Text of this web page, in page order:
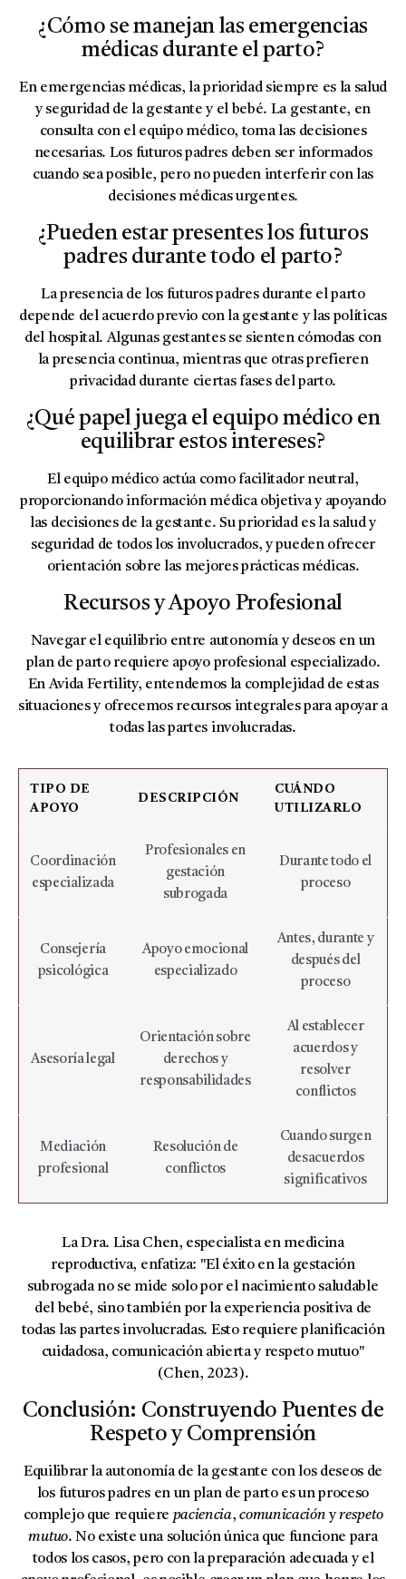
¿Cómo se manejan las emergencias
médicas durante el parto?
En emergencias médicas, la prioridad siempre es la salud
y seguridad de la gestante y el bebé. La gestante, en
consulta con el equipo médico, toma las decisiones
necesarias. Los futuros padres deben ser informados
cuando sea posible, pero no pueden interferir con las
decisiones médicas urgentes.
¿Pueden estar presentes los futuros
padres durante todo el parto?
La presencia de los futuros padres durante el parto
depende del acuerdo previo con la gestante y las políticas
del hospital. Algunas gestantes se sienten cómodas con
la presencia continua, mientras que otras prefieren
privacidad durante ciertas fases del parto.
¿Qué papel juega el equipo médico en
equilibrar estos intereses?
El equipo médico actúa como facilitador neutral,
proporcionando información médica objetiva y apoyando
las decisiones de la gestante. Su prioridad es la salud y
seguridad de todos los involucrados, y pueden ofrecer
orientación sobre las mejores prácticas médicas.
Recursos y Apoyo Profesional
Navegar el equilibrio entre autonomía y deseos en un
plan de parto requiere apoyo profesional especializado.
En Avida Fertility, entendemos la complejidad de estas
situaciones y ofrecemos recursos integrales para apoyar a
todas las partes involucradas.
TIPO DE
APOYO
DESCRIPCIÓN
CUÁNDO
UTILIZARLO
Coordinación
especializada
Profesionales en
gestación
subrogada
Durante todo el
proceso
Consejería
psicológica
Apoyo emocional
especializado
Antes, durante y
después del
proceso
Asesoría legal
Orientación sobre
derechos y
responsabilidades
Al establecer
acuerdos y
resolver
conflictos
Mediación
profesional
Resolución de
conflictos
Cuando surgen
desacuerdos
significativos
La Dra. Lisa Chen, especialista en medicina
reproductiva, enfatiza: "El éxito en la gestación
subrogada no se mide solo por el nacimiento saludable
del bebé, sino también por la experiencia positiva de
todas las partes involucradas. Esto requiere planificación
cuidadosa, comunicación abierta y respeto mutuo"
(Chen, 2023).
Conclusión: Construyendo Puentes de
Respeto y Comprensión
Equilibrar la autonomía de la gestante con los deseos de
los futuros padres en un plan de parto es un proceso
complejo que requiere paciencia,comunicaciónyrespeto
mutuo. No existe una solución única que funcione para
todos los casos, pero con la preparación adecuada y el